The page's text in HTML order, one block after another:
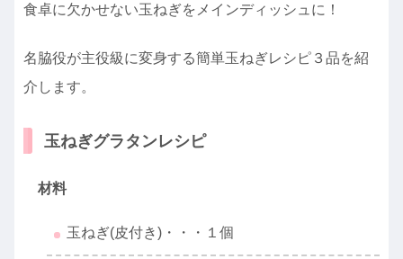
食卓に欠かせない玉ねぎをメインディッシュに！
名脇役が主役級に変身する簡単玉ねぎレシピ３品を紹
介します。
玉ねぎグラタンレシピ
材料
玉ねぎ(皮付き)・・・１個